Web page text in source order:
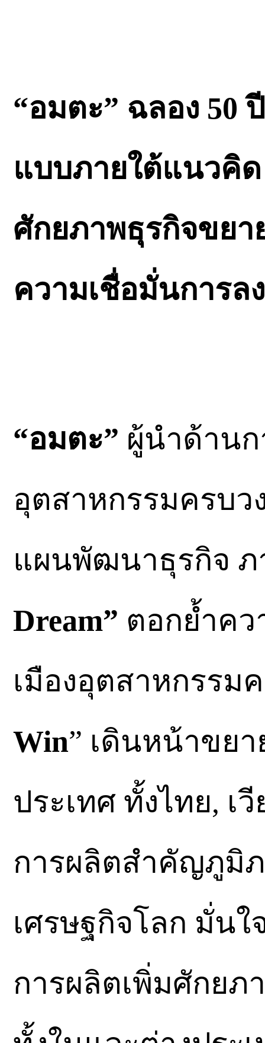
“อมตะ” ฉลอง 50
แบบภายใต้แนวคิด
ศักยภาพธุรกิจขยา
ความเชื่อมั่นการ
“อมตะ” ผู้นำด้าน
อุตสาหกรรมครบว
แผนพัฒนาธุรกิจ
Dream” ตอกย้ำค
เมืองอุตสาหกรรม
Win” เดินหน้าขย
ประเทศ ทั้งไทย, เ
การผลิตสำคัญภูมิ
เศรษฐกิจโลก มั่น
การผลิตเพิ่มศักย